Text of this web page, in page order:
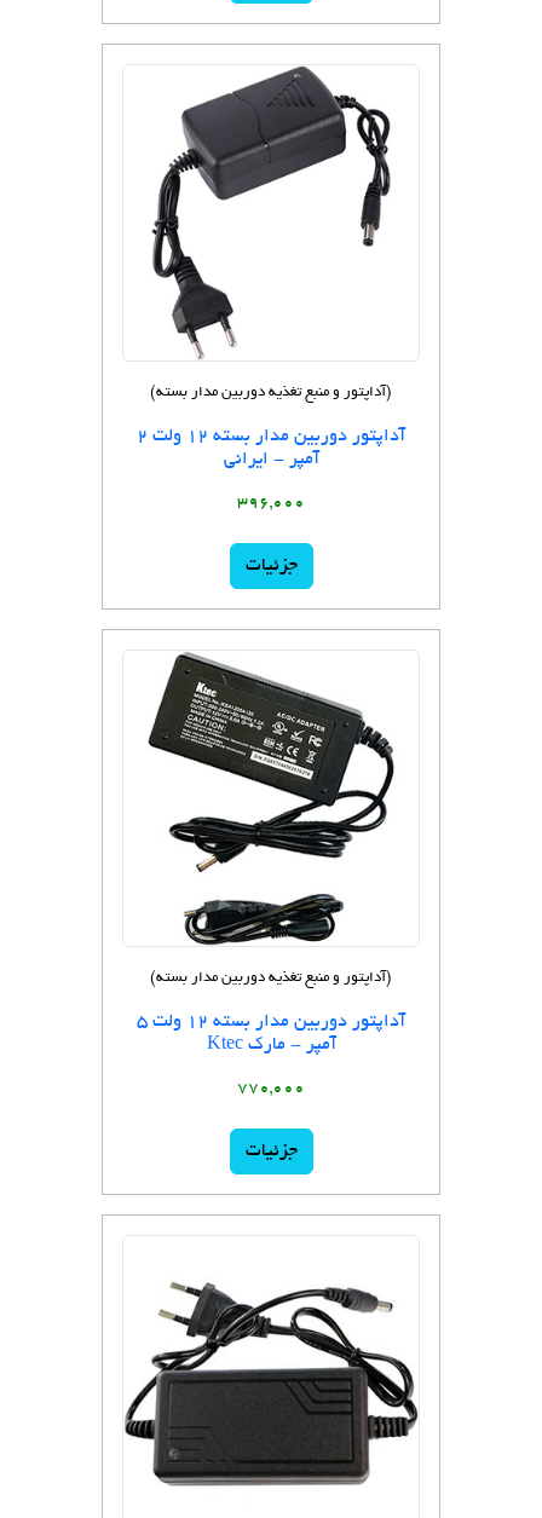
(آداپتور و منبع تغذیه دوربین مدار بسته)
آداپتور دوربین مدار بسته 12 ولت 2
آمپر - ایرانی
396,000
جزئیات
(آداپتور و منبع تغذیه دوربین مدار بسته)
آداپتور دوربین مدار بسته 12 ولت 5
آمپر - مارک Ktec
770,000
جزئیات